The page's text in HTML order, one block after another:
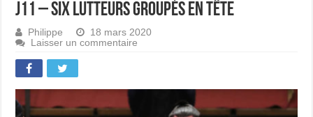
J11 – Six lutteurs groupés en tête
Philippe
18 mars 2020
Laisser un commentaire